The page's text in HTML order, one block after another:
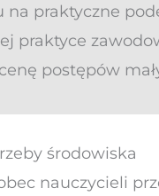
na praktyczne
praktyce
postępów
środowiska
nauczycieli